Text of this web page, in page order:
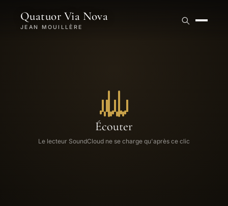
Quatuor Via Nova
JEAN MOUILLÈRE
Écouter
Le lecteur SoundCloud ne se charge qu'après ce clic